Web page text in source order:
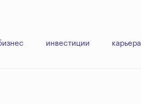
инвестиции карьера